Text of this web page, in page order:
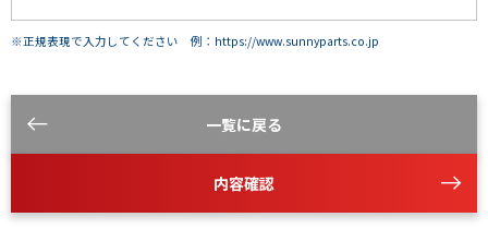
※正規表現で入力してください 例：https://www.sunnyparts.co.jp
一覧に戻る
内容確認